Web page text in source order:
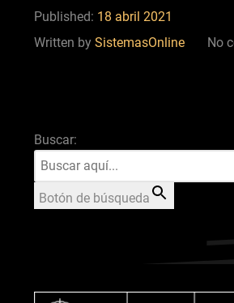
Published: 18 abril 2021
Written by SistemasOnline No
Buscar:
Botón de búsqueda